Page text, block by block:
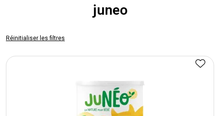
juneo
Réinitialiser les filtres